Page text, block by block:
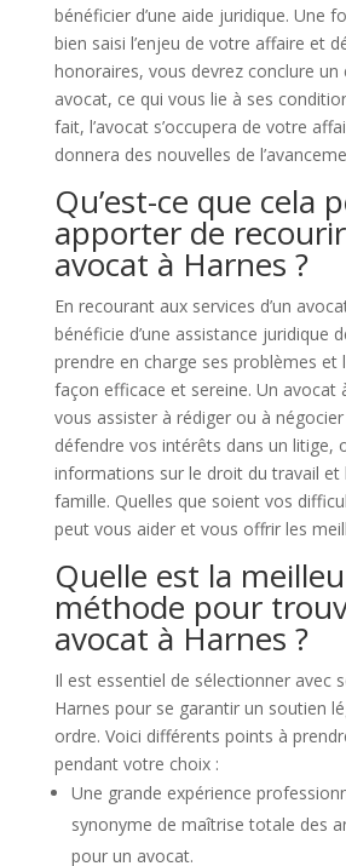
bénéficier d’une aide juridique. Une
bien saisi l’enjeu de votre affaire et
honoraires, vous devrez conclure
avocat, ce qui vous lie à ses
fait, l’avocat s’occupera de votre
donnera des nouvelles de
Qu’est-ce que cela
apporter de
avocat à Harnes ?
En recourant aux services d’un
bénéficie d’une assistance juridique
prendre en charge ses problèmes et
façon efficace et sereine. Un avocat
vous assister à rédiger ou à
défendre vos intérêts dans un litige,
informations sur le droit du travail et
famille. Quelles que soient vos
peut vous aider et vous offrir les
Quelle est la
méthode pour
avocat à Harnes ?
Il est essentiel de sélectionner avec
Harnes pour se garantir un soutien
ordre. Voici différents points à
pendant votre choix :
Une grande expérience
synonyme de maîtrise totale des
pour un avocat.